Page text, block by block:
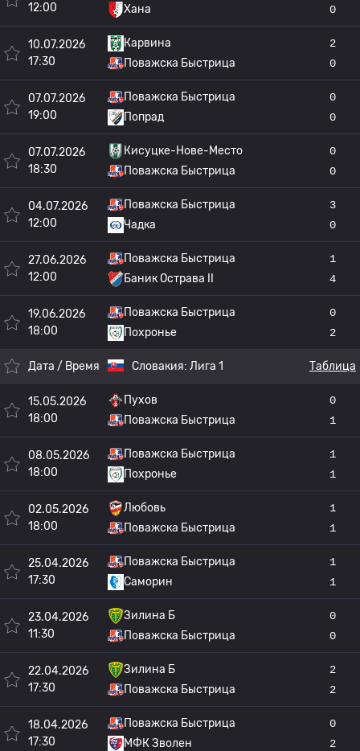
12:00
Хана
0
10.07.2026
17:30
Карвина
Поважска Быстрица
2
0
07.07.2026
19:00
Поважска Быстрица
Попрад
0
0
07.07.2026
18:30
Кисуцке-Нове-Место
Поважска Быстрица
0
0
04.07.2026
12:00
Поважска Быстрица
Чадка
3
0
27.06.2026
12:00
Поважска Быстрица
Баник Острава II
1
4
19.06.2026
18:00
Поважска Быстрица
Похронье
0
2
Дата / Время Словакия: Лига 1 Таблица
15.05.2026
18:00
Пухов
Поважска Быстрица
0
1
08.05.2026
18:00
Поважска Быстрица
Похронье
1
1
02.05.2026
18:00
Любовь
Поважска Быстрица
1
1
25.04.2026
17:30
Поважска Быстрица
Саморин
1
1
23.04.2026
11:30
Зилина Б
Поважска Быстрица
0
0
22.04.2026
17:30
Зилина Б
Поважска Быстрица
2
2
18.04.2026
17:30
Поважска Быстрица
МФК Зволен
0
2